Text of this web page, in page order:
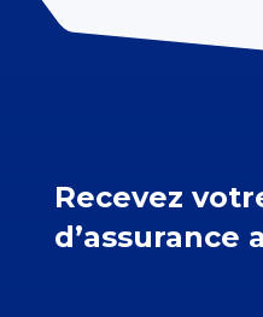
Recevez
d’assurance